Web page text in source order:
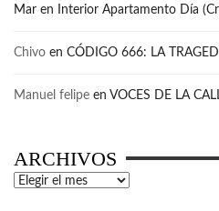
Mar en Interior Apartamento Día
Chivo en CÓDIGO 666: LA
Manuel felipe en VOCES DE LA
ARCHIVOS
Archivos